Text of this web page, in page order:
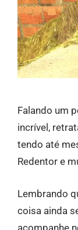
Falando um
incrível,
tendo até
Redentor e
Lembrando
coisa ainda